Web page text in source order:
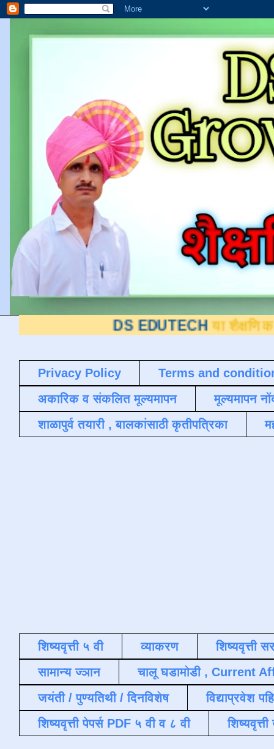
DS EDUTECH या शैक्षणिक ब्लॉगवर
Privacy Policy
Terms and
अकारिक व संकलित मूल्यमापन
मूल्यमापन
शाळापुर्व तयारी , बालकांसाठी कृतीपत्रिका
शिष्यवृत्ती ५ वी व्याकरण
शिष्यवृत्ती
सामान्य ज्ञान
चालू घडामोडी , Current
जयंती / पुण्यतिथी / दिनविशेष
विद्याप्रवेश
शिष्यवृत्ती पेपर्स PDF ५ वी व ८ वी